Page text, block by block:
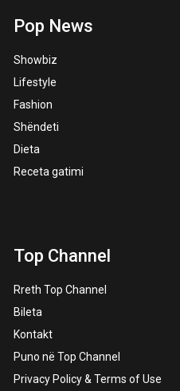
Pop News
Showbiz
Lifestyle
Fashion
Shëndeti
Dieta
Receta gatimi
Top Channel
Rreth Top Channel
Bileta
Kontakt
Puno në Top Channel
Privacy Policy & Terms of Use